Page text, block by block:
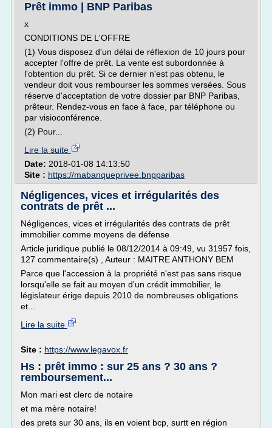
Prêt immo | BNP Paribas
x
CONDITIONS DE L'OFFRE
(1) Vous disposez d'un délai de réflexion de 10 jours pour
accepter l'offre de prêt. La vente est subordonnée à
l'obtention du prêt. Si ce dernier n'est pas obtenu, le
vendeur doit vous rembourser les sommes versées. Sous
réserve d'acceptation de votre dossier par BNP Paribas,
prêteur. Rendez-vous en face à face, par téléphone ou
par visioconférence.
(2) Pour...
Lire la suite
Date: 2018-01-08 14:13:50
Site : https://mabanqueprivee.bnpparibas
Négligences, vices et irrégularités des
contrats de prêt ...
Négligences, vices et irrégularités des contrats de prêt
immobilier comme moyens de défense
Article juridique publié le 08/12/2014 à 09:49, vu 31957 fois,
127 commentaire(s) , Auteur : MAITRE ANTHONY BEM
Parce que l'accession à la propriété n'est pas sans risque
lorsqu'elle se fait au moyen d'un crédit immobilier, le
législateur érige depuis 2010 de nombreuses obligations
et...
Lire la suite
Site : https://www.legavox.fr
Hs : prêt immo : sur 25 ans ? 30 ans ?
remboursement...
Mon mari est clerc de notaire
et ma mère notaire!
des prets sur 30 ans, ils en voient bcp, surtt en région